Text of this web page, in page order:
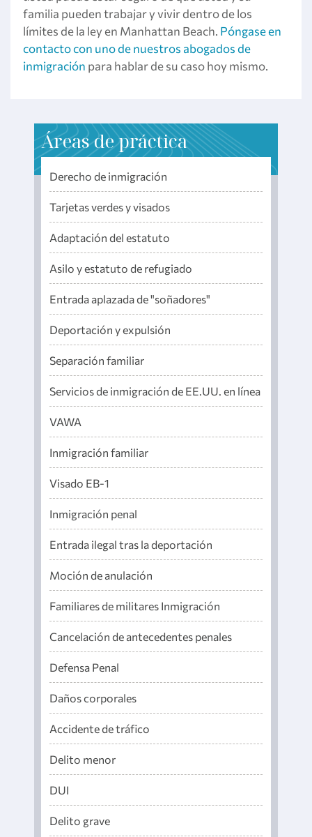
familia pueden trabajar y vivir dentro de los
límites de la ley en Manhattan Beach. Póngase en
contacto con uno de nuestros abogados de
inmigración para hablar de su caso hoy mismo.
Áreas de práctica
Derecho de inmigración
Tarjetas verdes y visados
Adaptación del estatuto
Asilo y estatuto de refugiado
Entrada aplazada de "soñadores"
Deportación y expulsión
Separación familiar
Servicios de inmigración de EE.UU. en línea
VAWA
Inmigración familiar
Visado EB-1
Inmigración penal
Entrada ilegal tras la deportación
Moción de anulación
Familiares de militares Inmigración
Cancelación de antecedentes penales
Defensa Penal
Daños corporales
Accidente de tráfico
Delito menor
DUI
Delito grave